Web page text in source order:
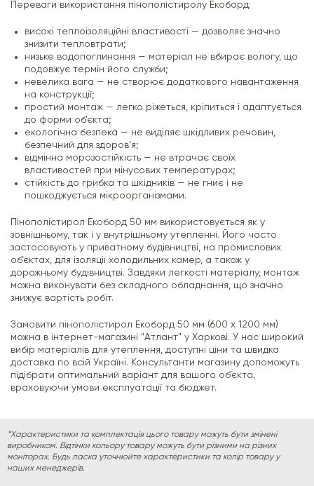
Переваги використання пінополістиролу Екоборд:
високі теплоізоляційні властивості — дозволяє значно
знизити тепловтрати;
низьке водопоглинання — матеріал не вбирає вологу, що
подовжує термін його служби;
невелика вага — не створює додаткового навантаження
на конструкції;
простий монтаж — легко ріжеться, кріпиться і адаптується
до форми об’єкта;
екологічна безпека — не виділяє шкідливих речовин,
безпечний для здоров’я;
відмінна морозостійкість — не втрачає своїх
властивостей при мінусових температурах;
стійкість до грибка та шкідників — не гниє і не
пошкоджується мікроорганізмами.
Пінополістирол Екоборд 50 мм використовується як у
зовнішньому, так і у внутрішньому утепленні. Його часто
застосовують у приватному будівництві, на промислових
об’єктах, для ізоляції холодильних камер, а також у
дорожньому будівництві. Завдяки легкості матеріалу, монтаж
можна виконувати без складного обладнання, що значно
знижує вартість робіт.
Замовити пінополістирол Екоборд 50 мм (600 х 1200 мм)
можна в інтернет-магазині "Атлант" у Харкові. У нас широкий
вибір матеріалів для утеплення, доступні ціни та швидка
доставка по всій Україні. Консультанти магазину допоможуть
підібрати оптимальний варіант для вашого об’єкта,
враховуючи умови експлуатації та бюджет.
*Характеристики та комплектація цього товару можуть бути змінені
виробником. Відтінки кольору товару можуть бути різними на різних
моніторах. Будь ласка уточнюйте характеристики та колір товару у
наших менеджерів.